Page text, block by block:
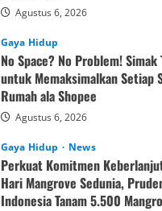
Agustus 6, 2026
Gaya Hidup
No Space? No Problem! Simak
untuk Memaksimalkan Setiap
Rumah ala Shopee
Agustus 6, 2026
Gaya Hidup News
Perkuat Komitmen
Hari Mangrove Sedunia,
Indonesia Tanam 5.500